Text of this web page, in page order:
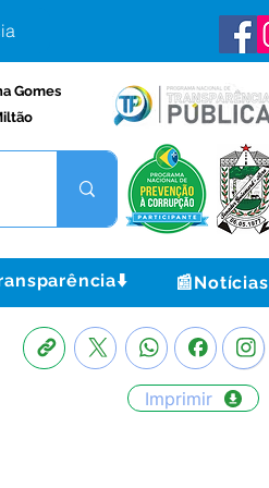
Gomes
📰Notícias
Imprimir